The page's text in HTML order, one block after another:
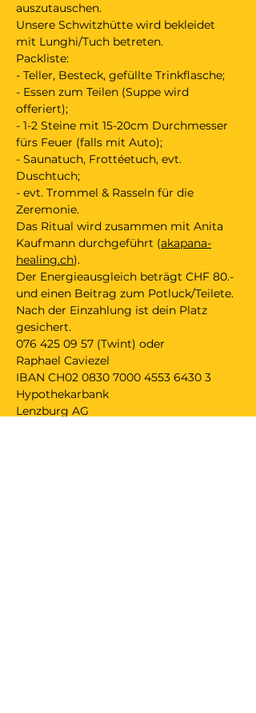
auszutauschen.
Unsere Schwitzhütte wird bekleidet
mit Lunghi/Tuch betreten.
Packliste:
- Teller, Besteck, gefüllte Trinkflasche;
- Essen zum Teilen (Suppe wird
offeriert);
- 1-2 Steine mit 15-20cm Durchmesser
fürs Feuer (falls mit Auto);
- Saunatuch, Frottéetuch, evt.
Duschtuch;
- evt. Trommel & Rasseln für die
Zeremonie.
Das Ritual wird zusammen mit Anita
Kaufmann durchgeführt (akapana-
healing.ch).
Der Energieausgleich beträgt CHF 80.-
und einen Beitrag zum Potluck/Teilete.
Nach der Einzahlung ist dein Platz
gesichert.
076 425 09 57 (Twint) oder
Raphael Caviezel
IBAN CH02 0830 7000 4553 6430 3
Hypothekarbank
Lenzburg AG